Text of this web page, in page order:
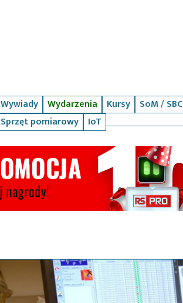
Wywiady Wydarzenia Kursy SoM / SBC
Sprzęt pomiarowy
IoT